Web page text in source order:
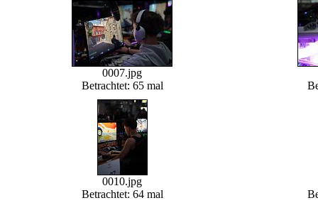
0007.jpg
Betrachtet: 65 mal
0010.jpg
Betrachtet: 64 mal